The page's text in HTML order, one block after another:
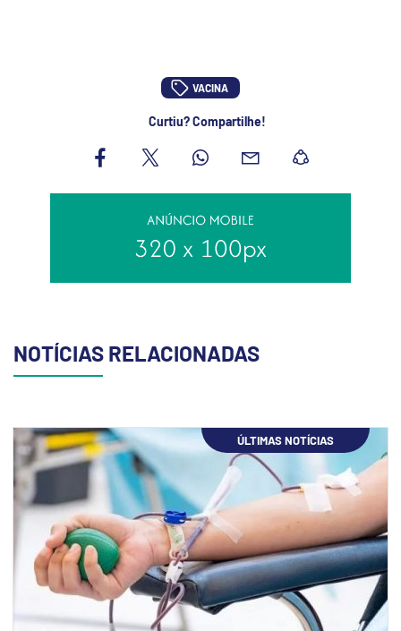
VACINA
Curtiu? Compartilhe!
NOTÍCIAS RELACIONADAS
ÚLTIMAS NOTÍCIAS